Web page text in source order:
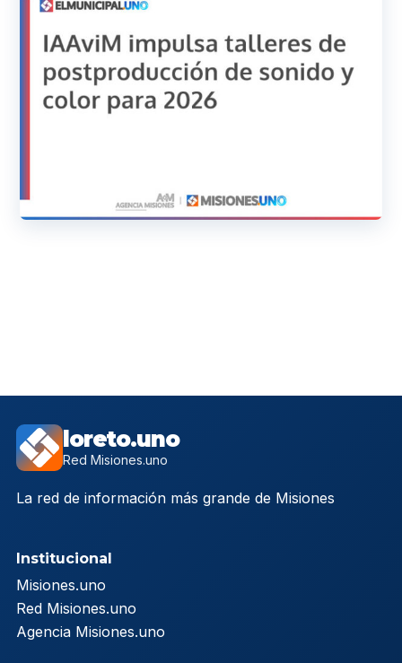
loreto.uno
Red Misiones.uno
La red de información más grande de Misiones
Institucional
Misiones.uno
Red Misiones.uno
Agencia Misiones.uno